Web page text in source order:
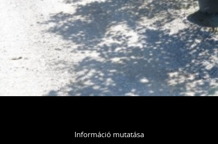
Információ mutatása